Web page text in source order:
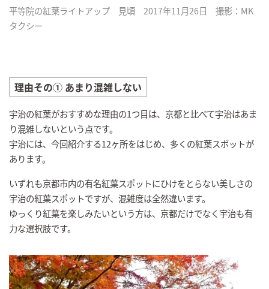
平等院の紅葉ライトアップ 見頃 2017年11月26日 撮影：MK
タクシー
理由その① あまり混雑しない
宇治の紅葉がおすすめな理由の1つ目は、京都と比べて宇治はあま
り混雑しないという点です。
宇治には、今回紹介する12ヶ所をはじめ、多くの紅葉スポットが
あります。
いずれも京都市内の有名紅葉スポットにひけをとらない美しさの
宇治の紅葉スポットですが、混雑度は全然違います。
ゆっくり紅葉を楽しみたいという方は、京都だけでなく宇治も有
力な選択肢です。